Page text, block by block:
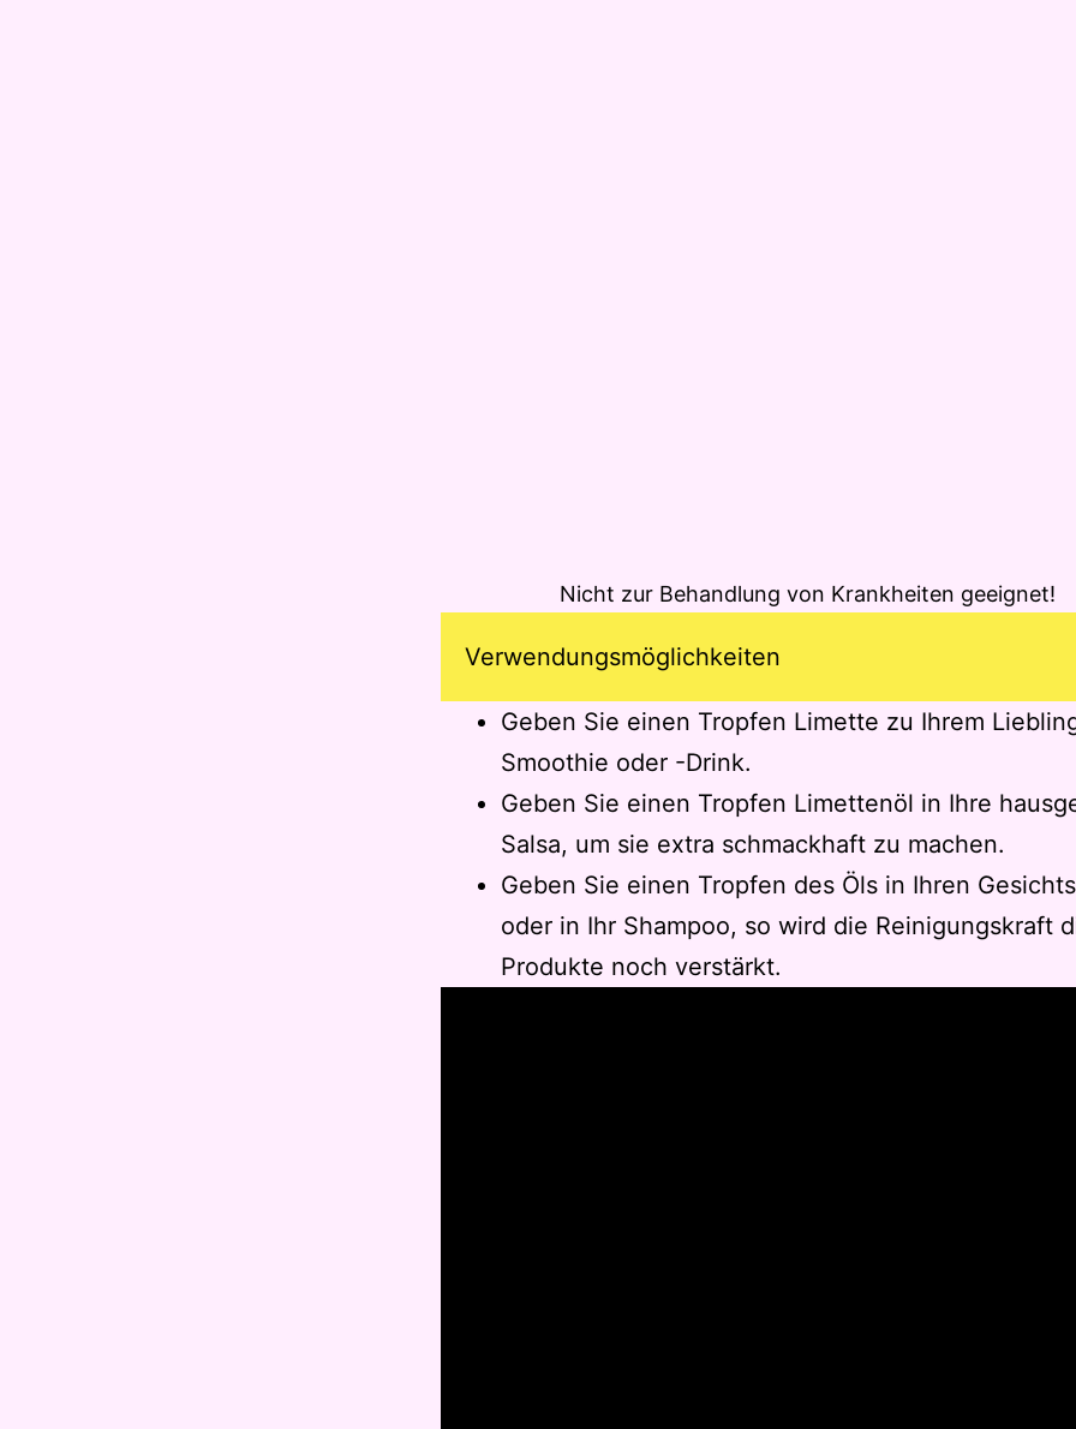
Nicht zur Behandlung von Krankheiten geeignet!
Verwendungsmöglichkeiten
Geben Sie einen Tropfen Limette zu Ihrem
Smoothie oder -Drink.
Geben Sie einen Tropfen Limettenöl in Ihre
Salsa, um sie extra schmackhaft zu machen.
Geben Sie einen Tropfen des Öls in Ihren
oder in Ihr Shampoo, so wird die Reinigungskraft
Produkte noch verstärkt.